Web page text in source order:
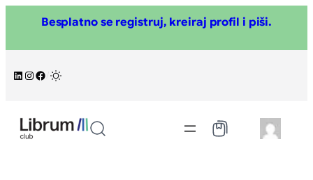
sadržaj
Besplatno se registruj, kreiraj profil i piši.
LinkedIn
Instagram
Facebook